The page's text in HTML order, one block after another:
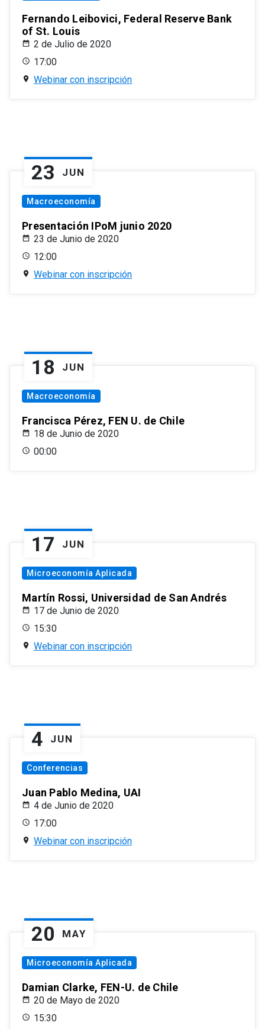
Fernando Leibovici, Federal Reserve Bank
of St. Louis
2 de Julio de 2020
17:00
Webinar con inscripción
23 JUN
Macroeconomía
Presentación IPoM junio 2020
23 de Junio de 2020
12:00
Webinar con inscripción
18 JUN
Macroeconomía
Francisca Pérez, FEN U. de Chile
18 de Junio de 2020
00:00
17 JUN
Microeconomía Aplicada
Martín Rossi, Universidad de San Andrés
17 de Junio de 2020
15:30
Webinar con inscripción
4 JUN
Conferencias
Juan Pablo Medina, UAI
4 de Junio de 2020
17:00
Webinar con inscripción
20 MAY
Microeconomía Aplicada
Damian Clarke, FEN-U. de Chile
20 de Mayo de 2020
15:30